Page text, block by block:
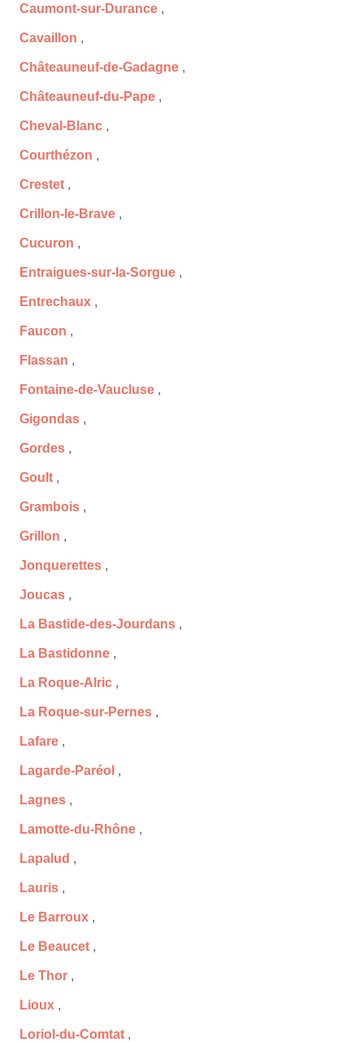
Caumont-sur-Durance ,
Cavaillon ,
Châteauneuf-de-Gadagne ,
Châteauneuf-du-Pape ,
Cheval-Blanc ,
Courthézon ,
Crestet ,
Crillon-le-Brave ,
Cucuron ,
Entraigues-sur-la-Sorgue ,
Entrechaux ,
Faucon ,
Flassan ,
Fontaine-de-Vaucluse ,
Gigondas ,
Gordes ,
Goult ,
Grambois ,
Grillon ,
Jonquerettes ,
Joucas ,
La Bastide-des-Jourdans ,
La Bastidonne ,
La Roque-Alric ,
La Roque-sur-Pernes ,
Lafare ,
Lagarde-Paréol ,
Lagnes ,
Lamotte-du-Rhône ,
Lapalud ,
Lauris ,
Le Barroux ,
Le Beaucet ,
Le Thor ,
Lioux ,
Loriol-du-Comtat ,